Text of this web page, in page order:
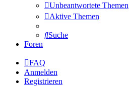
Unbeantwortete Themen
Aktive Themen
Suche
Foren
FAQ
Anmelden
Registrieren